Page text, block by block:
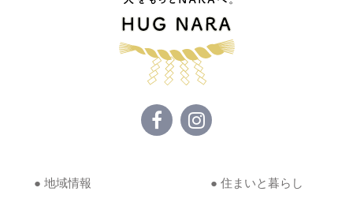
● 地域情報 ● 住まいと暮らし